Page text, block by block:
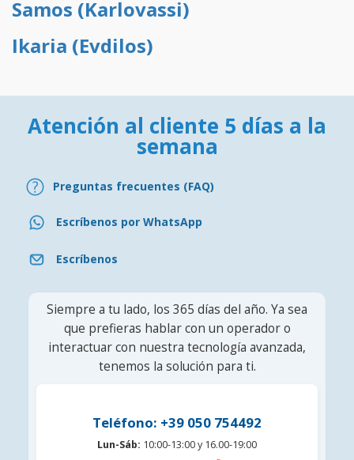
Samos (Karlovassi)
Ikaria (Evdilos)
Atención al cliente 5 días a la
semana
Preguntas frecuentes (FAQ)
Escríbenos por WhatsApp
Escríbenos
Siempre a tu lado, los 365 días del año. Ya sea
que prefieras hablar con un operador o
interactuar con nuestra tecnología avanzada,
tenemos la solución para ti.
Teléfono: +39 050 754492
Lun-Sáb: 10:00-13:00 y 16.00-19:00